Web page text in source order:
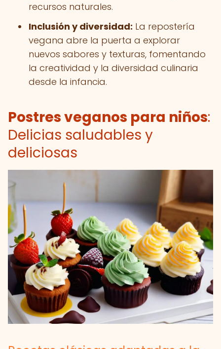
recursos naturales.
Inclusión y diversidad: La repostería
vegana abre la puerta a explorar
nuevos sabores y texturas, fomentando
la creatividad y la diversidad culinaria
desde la infancia.
Postres veganos para niños:
Delicias saludables y
deliciosas